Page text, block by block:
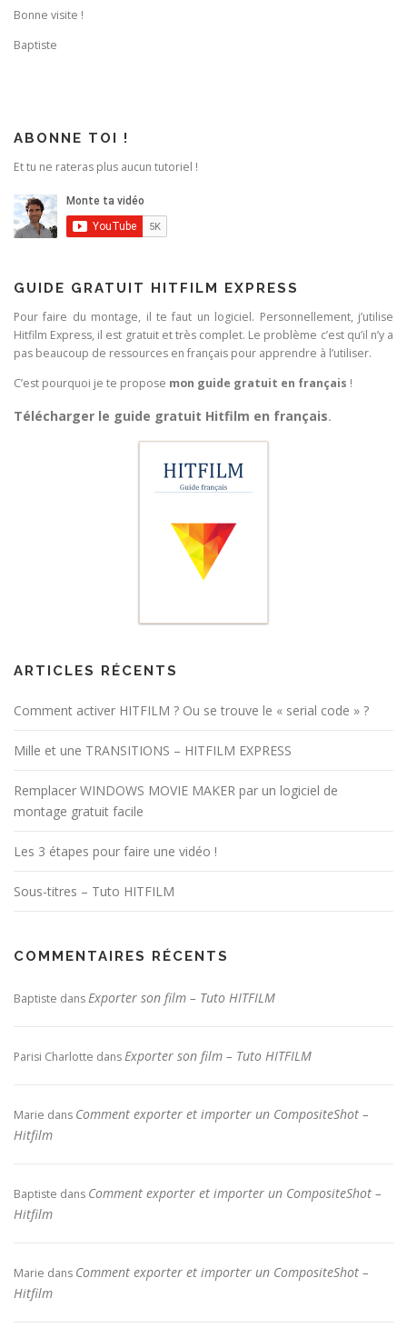
Bonne visite !
Baptiste
ABONNE TOI !
Et tu ne rateras plus aucun tutoriel !
GUIDE GRATUIT HITFILM EXPRESS
Pour faire du montage, il te faut un logiciel. Personnellement, j’utilise
Hitfilm Express, il est gratuit et très complet. Le problème c’est qu’il n’y a
pas beaucoup de ressources en français pour apprendre à l’utiliser.
C’est pourquoi je te propose mon guide gratuit en français !
Télécharger le guide gratuit Hitfilm en français.
ARTICLES RÉCENTS
Comment activer HITFILM ? Ou se trouve le « serial code » ?
Mille et une TRANSITIONS – HITFILM EXPRESS
Remplacer WINDOWS MOVIE MAKER par un logiciel de
montage gratuit facile
Les 3 étapes pour faire une vidéo !
Sous-titres – Tuto HITFILM
COMMENTAIRES RÉCENTS
Baptiste dans Exporter son film – Tuto HITFILM
Parisi Charlotte dans Exporter son film – Tuto HITFILM
Marie dans Comment exporter et importer un CompositeShot –
Hitfilm
Baptiste dans Comment exporter et importer un CompositeShot –
Hitfilm
Marie dans Comment exporter et importer un CompositeShot –
Hitfilm